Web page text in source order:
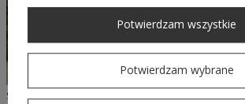
SHEILA - DAMSKI KOMPLET RÓŻOWY GORSETOWY ZE SPÓDNICĄ MIDI 'LEISURE'
Potwierdzam wybrane
Potwierdzam wszystkie